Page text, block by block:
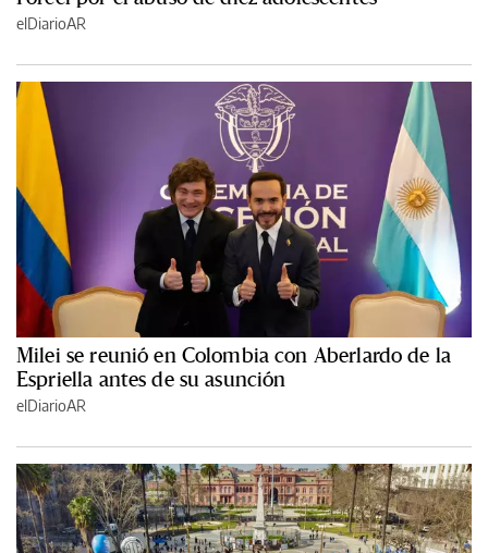
elDiarioAR
Milei se reunió en Colombia con Aberlardo de la
Espriella antes de su asunción
elDiarioAR